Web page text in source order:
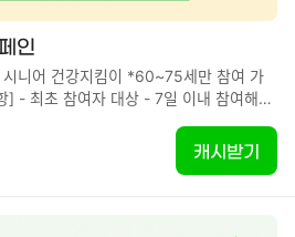
인
시니어 건강지킴이 *60~75세만 참여 가
캐시받기